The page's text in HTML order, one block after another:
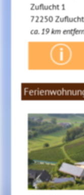
Zuflucht 1
72250 Zuflucht
ca. 19 km